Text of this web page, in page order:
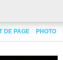
of arm
DE PAGE PHOTO